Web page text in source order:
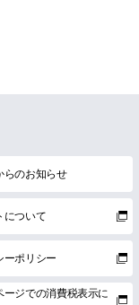
らのお知らせ
について
ーポリシー
ージでの消費税表示に